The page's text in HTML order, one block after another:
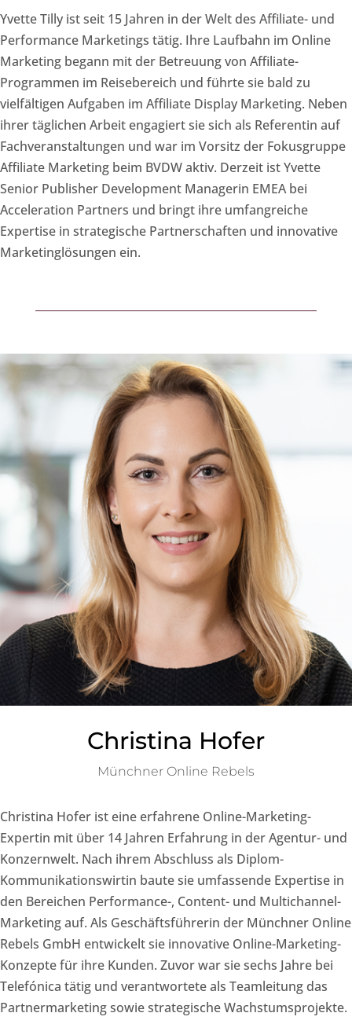
Yvette Tilly ist seit 15 Jahren in der Welt des Affiliate- und
Performance Marketings tätig. Ihre Laufbahn im Online
Marketing begann mit der Betreuung von Affiliate-
Programmen im Reisebereich und führte sie bald zu
vielfältigen Aufgaben im Affiliate Display Marketing. Neben
ihrer täglichen Arbeit engagiert sie sich als Referentin auf
Fachveranstaltungen und war im Vorsitz der Fokusgruppe
Affiliate Marketing beim BVDW aktiv. Derzeit ist Yvette
Senior Publisher Development Managerin EMEA bei
Acceleration Partners und bringt ihre umfangreiche
Expertise in strategische Partnerschaften und innovative
Marketinglösungen ein.
Christina Hofer
Münchner Online Rebels
Christina Hofer ist eine erfahrene Online-Marketing-
Expertin mit über 14 Jahren Erfahrung in der Agentur- und
Konzernwelt. Nach ihrem Abschluss als Diplom-
Kommunikationswirtin baute sie umfassende Expertise in
den Bereichen Performance-, Content- und Multichannel-
Marketing auf. Als Geschäftsführerin der Münchner Online
Rebels GmbH entwickelt sie innovative Online-Marketing-
Konzepte für ihre Kunden. Zuvor war sie sechs Jahre bei
Telefónica tätig und verantwortete als Teamleitung das
Partnermarketing sowie strategische Wachstumsprojekte.